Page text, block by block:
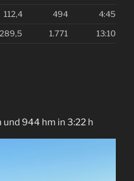
112,4 494
4:45
289,5 1.771 13:10
944 hm in 3:22 h